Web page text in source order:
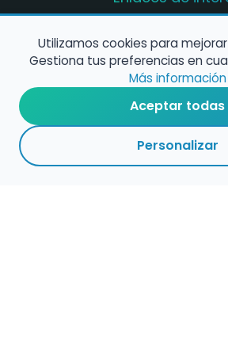
música en España
Configura alertas de
Contacta con
Utilizamos cookies para
Gestiona tus preferencias en
Más información
Aceptar todas
Personalizar